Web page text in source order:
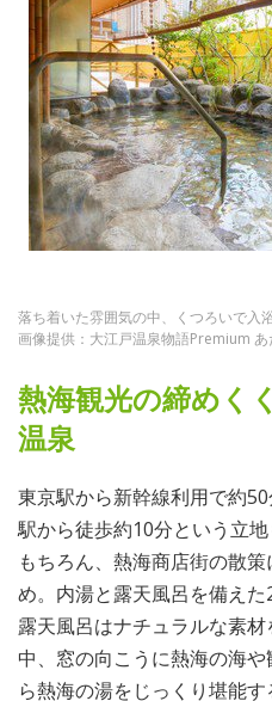
落ち着いた雰囲気の中、くつろいで入
画像提供：大江戸温泉物語Premium あ
熱海観光の締めく
温泉
東京駅から新幹線利用で約50
駅から徒歩約10分という立
もちろん、熱海商店街の散
め。内湯と露天風呂を備え
露天風呂はナチュラルな素
中、窓の向こうに熱海の海
ら熱海の湯をじっくり堪能